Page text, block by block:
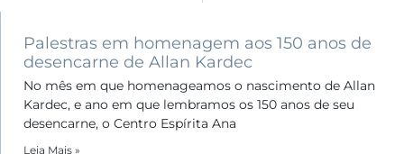
Palestras em homenagem aos 150 anos de
desencarne de Allan Kardec
No mês em que homenageamos o nascimento de Allan
Kardec, e ano em que lembramos os 150 anos de seu
desencarne, o Centro Espírita Ana
Leia Mais »